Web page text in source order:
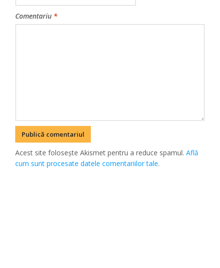
Comentariu *
Acest site folosește Akismet pentru a reduce spamul.Află
cum sunt procesate datele comentariilor tale.